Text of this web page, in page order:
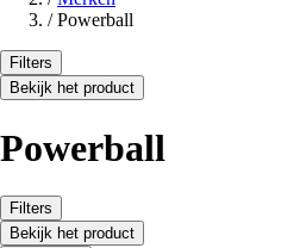
/ Powerball
Filters
Bekijk het product
Powerball
Filters
Bekijk het product